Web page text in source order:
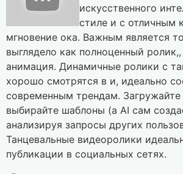
искусственного
стиле и с отличным
мгновение ока. Важным является
выглядело как полноценный ролик,,
анимация. Динамичные ролики с
хорошо смотрятся в и, идеально
современным трендам.
выбирайте шаблоны (а AI сам
анализируя запросы других
Танцевальные видеоролики
публикации в социальных сетях.